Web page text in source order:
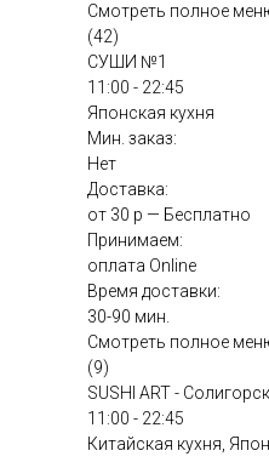
Смотреть полное
(42)
СУШИ №1
11:00 - 22:45
Японская кухня
Мин. заказ:
Нет
Доставка:
от 30 р — Бесплатно
Принимаем:
оплата Online
Время доставки:
30-90 мин.
Смотреть полное
(9)
SUSHI ART - Солигорск
11:00 - 22:45
Китайская кухня,